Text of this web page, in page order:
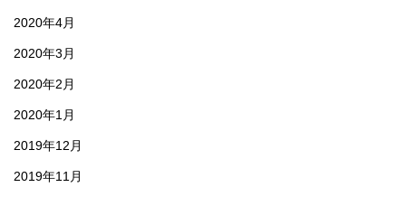
2020年4月
2020年3月
2020年2月
2020年1月
2019年12月
2019年11月